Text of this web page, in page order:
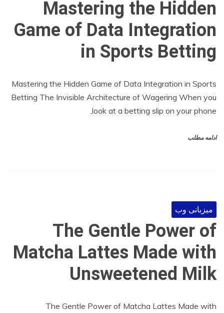
Mastering the Hidden
Game of Data Integration
in Sports Betting
Mastering the Hidden Game of Data Integration in Sports
Betting The Invisible Architecture of Wagering When you
look at a betting slip on your phone,
ادامه مطلب
میزبانی وب
The Gentle Power of
Matcha Lattes Made with
Unsweetened Milk
The Gentle Power of Matcha Lattes Made with